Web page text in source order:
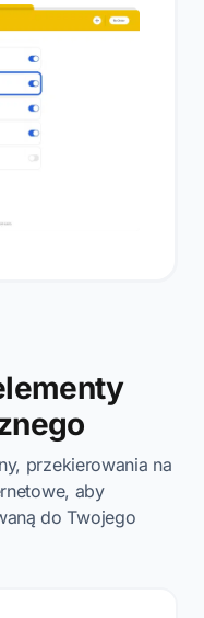
przekierowania na
aby
do Twojego